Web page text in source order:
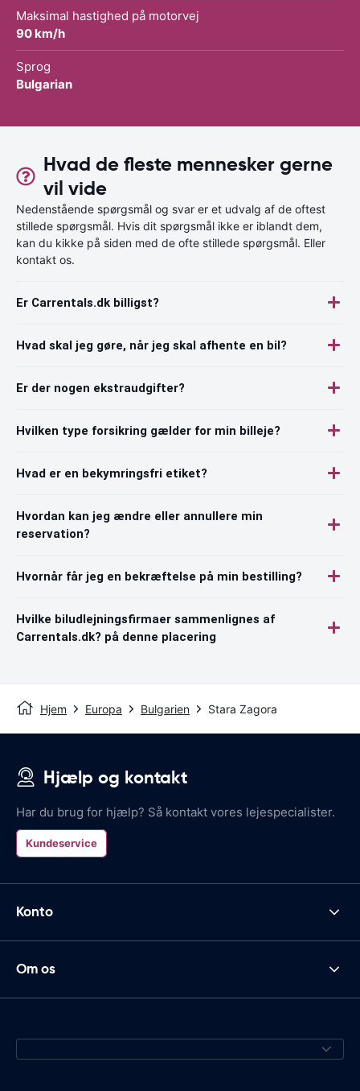
Maksimal hastighed på motorvej
90 km/h
Sprog
Bulgarian
Hvad de fleste mennesker gerne
vil vide
Nedenstående spørgsmål og svar er et udvalg af de oftest
stillede spørgsmål. Hvis dit spørgsmål ikke er iblandt dem,
kan du kikke på siden med de ofte stillede spørgsmål. Eller
kontakt os.
Er Carrentals.dk billigst?
Hvad skal jeg gøre, når jeg skal afhente en bil?
Er der nogen ekstraudgifter?
Hvilken type forsikring gælder for min billeje?
Hvad er en bekymringsfri etiket?
Hvordan kan jeg ændre eller annullere min
reservation?
Hvornår får jeg en bekræftelse på min bestilling?
Hvilke biludlejningsfirmaer sammenlignes af
Carrentals.dk? på denne placering
Hjem Europa Bulgarien Stara Zagora
Hjælp og kontakt
Har du brug for hjælp? Så kontakt vores lejespecialister.
Kundeservice
Konto
Om os